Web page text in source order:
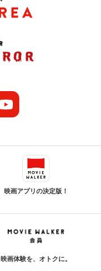
映画アプリの決定版！
映画体験を、オトクに。